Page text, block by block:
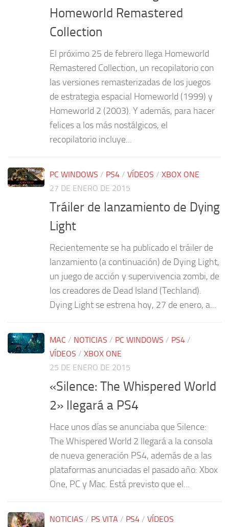
Homeworld Remastered
Collection
El próximo 25 de febrero llega Homeworld
Remastered Collection, un recopilatorio con
las versiones remasterizadas de los juegos
de estrategia espacial Homeworld (1999) y
Homeworld 2 (2003). Y además, para hacer
felices a los más nostálgicos, el
recopilatorio incluye...
PC WINDOWS / PS4 / VÍDEOS / XBOX ONE
27 DE ENERO DE 2015
Tráiler de lanzamiento de Dying
Light
Recientemente se ha publicado el tráiler de
lanzamiento (a continuación) de Dying Light,
un juego de acción y supervivencia zombi, de
los creadores de Dead Island (Techland).
Dying Light se estrena hoy, 27 de enero, a...
MAC / NOTICIAS / PC WINDOWS / PS4 /
VÍDEOS / XBOX ONE
25 DE ENERO DE 2015
«Silence: The Whispered World
2» llegará a PS4
Hace unos días se anunciaba que Silence:
The Whispered World 2 llegará a la consola
de nueva generación PS4, además de a las
plataformas anunciadas el pasado año: Xbox
One, PC y Mac. Está previsto que el...
NOTICIAS / PS VITA / PS4 / VÍDEOS